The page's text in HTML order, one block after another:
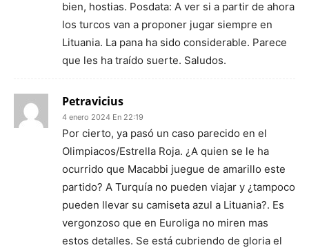
bien, hostias. Posdata: A ver si a partir de ahora
los turcos van a proponer jugar siempre en
Lituania. La pana ha sido considerable. Parece
que les ha traído suerte. Saludos.
Petravicius
4 enero 2024 En 22:19
Por cierto, ya pasó un caso parecido en el
Olimpiacos/Estrella Roja. ¿A quien se le ha
ocurrido que Macabbi juegue de amarillo este
partido? A Turquía no pueden viajar y ¿tampoco
pueden llevar su camiseta azul a Lituania?. Es
vergonzoso que en Euroliga no miren mas
estos detalles. Se está cubriendo de gloria el